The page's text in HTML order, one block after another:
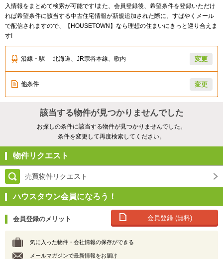
入情報をまとめて検索が可能です!また、会員登録後、希望条件を登録いただけ
れば希望条件に該当する中古住宅情報が新規追加された際に、すばやくメール
で配信されますので、【HOUSETOWN】なら理想の住まいにきっと巡り合えま
す!
沿線・駅 北海道、JR宗谷本線、歌内 変更
他条件 変更
該当する物件が見つかりませんでした
お探しの条件に該当する物件が見つかりませんでした。
条件を変更して再度検索してください。
物件リクエスト
売買物件リクエスト
ハウスタウン会員になろう！
会員登録のメリット 会員登録 (無料)
気に入った物件・会社情報の保存ができる
メールマガジンで最新情報をお届け